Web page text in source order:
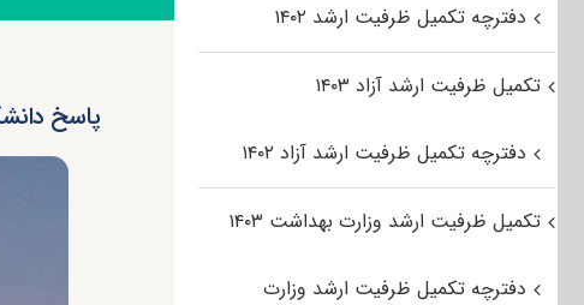
پاسخ
دفترچه تکمیل ظرفیت ارشد ۱۴۰۲
تکمیل ظرفیت ارشد آزاد ۱۴۰۳
دفترچه تکمیل ظرفیت ارشد آزاد ۱۴۰۲
تکمیل ظرفیت ارشد وزارت بهداشت ۱۴۰۳
دفترچه تکمیل ظرفیت ارشد وزارت